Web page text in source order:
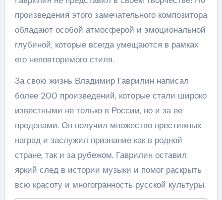
произведения этого замечательного композитора
обладают особой атмосферой и эмоциональной
глубиной, которые всегда умещаются в рамках
его неповторимого стиля.
За свою жизнь Владимир Гаврилин написал
более 200 произведений, которые стали широко
известными не только в России, но и за ее
пределами. Он получил множество престижных
наград и заслужил признание как в родной
стране, так и за рубежом. Гаврилин оставил
яркий след в истории музыки и помог раскрыть
всю красоту и многогранность русской культуры.